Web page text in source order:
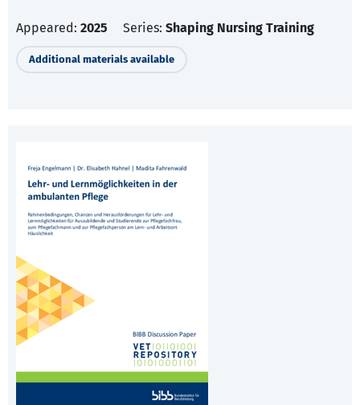
Appeared: 2025 Series: Shaping Nursing Training
Additional materials available